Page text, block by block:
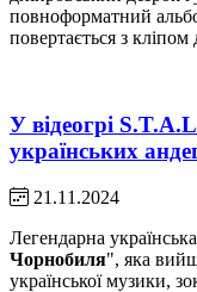
повноформатний
повертається з
У відеогрі
українських
21.11.2024
Легендарна
Чорнобиля", яка
української музики,